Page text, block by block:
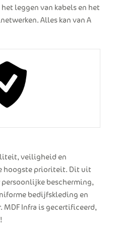
leggen van kabels en het
Alles kan van A
veiligheid en
hoogste prioriteit. Dit uit
bescherming,
bedijfskleding en
Infra is gecertificeerd,